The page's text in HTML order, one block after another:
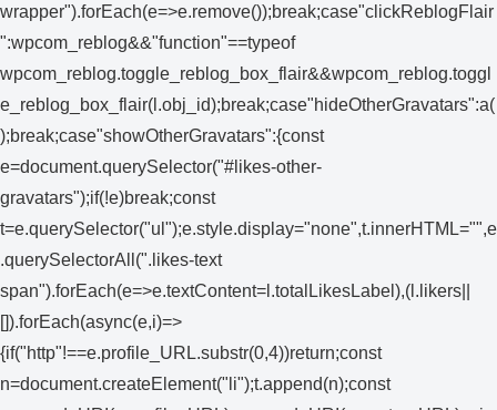
wrapper").forEach(e=>e.remove());break;case"clickReblogFlair
":wpcom_reblog&&"function"==typeof
wpcom_reblog.toggle_reblog_box_flair&&wpcom_reblog.toggl
e_reblog_box_flair(l.obj_id);break;case"hideOtherGravatars":a(
);break;case"showOtherGravatars":{const
e=document.querySelector("#likes-other-
gravatars");if(!e)break;const
t=e.querySelector("ul");e.style.display="none",t.innerHTML="",e
.querySelectorAll(".likes-text
span").forEach(e=>e.textContent=l.totalLikesLabel),(l.likers||
[]).forEach(async(e,i)=>
{if("http"!==e.profile_URL.substr(0,4))return;const
n=document.createElement("li");t.append(n);const